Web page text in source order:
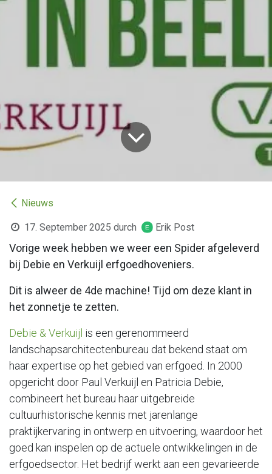
Nieuws
17. September 2025 durch Erik Post
Vorige week hebben we weer een Spider afgeleverd
bij Debie en Verkuijl erfgoedhoveniers.
Dit is alweer de 4de machine! Tijd om deze klant in
het zonnetje te zetten.
Debie & Verkuijl is een gerenommeerd
landschapsarchitectenbureau dat bekend staat om
haar expertise op het gebied van erfgoed. In 2000
opgericht door Paul Verkuijl en Patricia Debie,
combineert het bureau haar uitgebreide
cultuurhistorische kennis met jarenlange
praktijkervaring in ontwerp en uitvoering, waardoor het
goed kan inspelen op de actuele ontwikkelingen in de
erfgoedsector. Het bedrijf werkt aan een gevarieerde